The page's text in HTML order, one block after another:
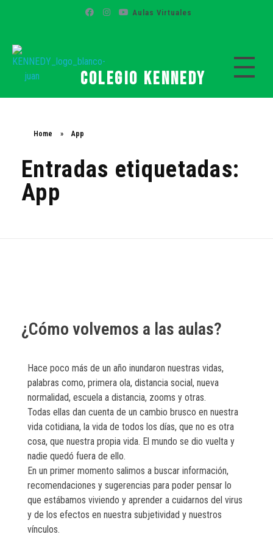
Aulas Virtuales
Colegio Kennedy
Home » App
Entradas etiquetadas:
App
¿Cómo volvemos a las aulas?
Hace poco más de un año inundaron nuestras vidas,
palabras como, primera ola, distancia social, nueva
normalidad, escuela a distancia, zooms y otras.
Todas ellas dan cuenta de un cambio brusco en nuestra
vida cotidiana, la vida de todos los días, que no es otra
cosa, que nuestra propia vida. El mundo se dio vuelta y
nadie quedó fuera de ello.
En un primer momento salimos a buscar información,
recomendaciones y sugerencias para poder pensar lo
que estábamos viviendo y aprender a cuidarnos del virus
y de los efectos en nuestra subjetividad y nuestros
vínculos.